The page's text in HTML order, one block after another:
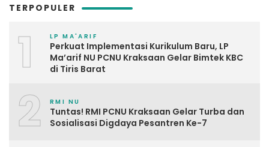
TERPOPULER
1 LP MA'ARIF
Perkuat Implementasi Kurikulum Baru, LP
Ma’arif NU PCNU Kraksaan Gelar Bimtek KBC
di Tiris Barat
2 RMI NU
Tuntas! RMI PCNU Kraksaan Gelar Turba dan
Sosialisasi Digdaya Pesantren Ke-7